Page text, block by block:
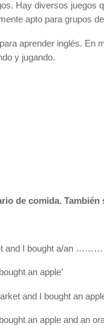
Hay diversos juegos
apto para grupos
aprender inglés. En
y jugando.
de comida. También
and I bought a/an
an apple’
and I bought an
an apple and an